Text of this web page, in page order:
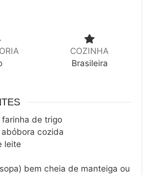
COZINHA
Brasileira
farinha de trigo
cozida
leite
bem cheia de manteiga ou